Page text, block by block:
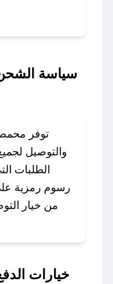
البيضاء
باستخدام
الكوبون،
سياسة
توفر
والتوصيل
الطلبات
رسوم رمزية
من خيار
خيارات